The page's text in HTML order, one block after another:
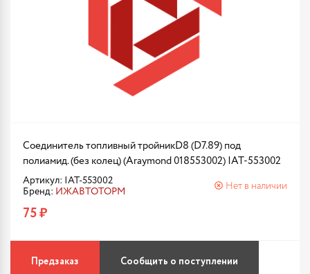
Соединитель топливный тройникD8 (D7.89) под
полиамид. (без колец) (Araymond 018553002) IAT-553002
Артикул: IAT-553002
Бренд: ИЖАВТОТОРМ
Нет в наличии
75 ₽
Предзаказ Сообщить о поступлении